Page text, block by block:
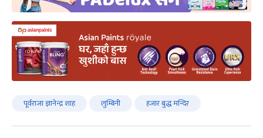
पूर्वराजा ज्ञानेन्द्र शाह लुम्बिनी हजार बुद्ध मन्दिर